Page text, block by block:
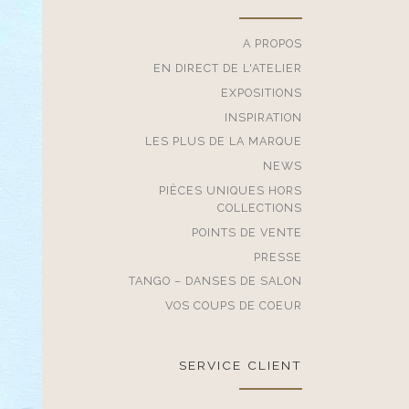
A PROPOS
EN DIRECT DE L'ATELIER
EXPOSITIONS
INSPIRATION
LES PLUS DE LA MARQUE
NEWS
PIÈCES UNIQUES HORS
COLLECTIONS
POINTS DE VENTE
PRESSE
TANGO – DANSES DE SALON
VOS COUPS DE COEUR
SERVICE CLIENT